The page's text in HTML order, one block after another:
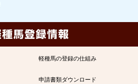
軽種馬の登録の仕組み
申請書類ダウンロード